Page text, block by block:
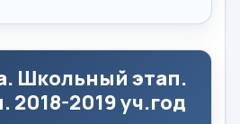
Школьный этап.
2018-2019 уч.год